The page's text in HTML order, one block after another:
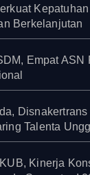
Berkelanjutan
Empat ASN
Talenta
Kinerja